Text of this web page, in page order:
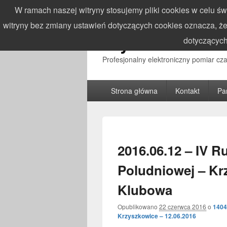
Profesjonalny elektroniczny pomiar
Strona główna Kontakt
2016.06.12 – IV
Poludniowej –
Klubowa
Opublikowano 22 czerwca 2016 o
Krzyszkowice – 12.06.2016
W ramach naszej witryny stosujemy pliki cookies w celu
witryny bez zmiany ustawień dotyczących cookies oznacza,